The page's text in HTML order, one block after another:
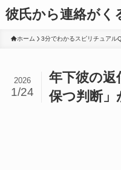
彼氏から連絡がく
ホーム 3分でわかるスピリチュアル
年下彼の返
保つ判断」
2026
1/24